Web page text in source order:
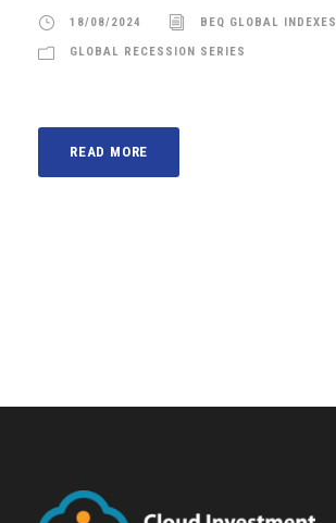
18/08/2024 BEQ GLOBAL INDEXES
GLOBAL RECESSION SERIES
READ MORE